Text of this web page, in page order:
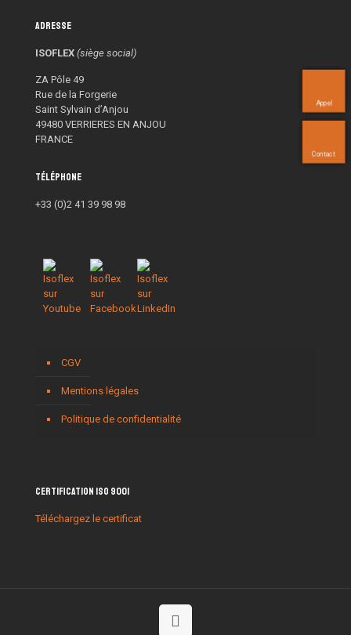
Adresse
ISOFLEX (siège social)
ZA Pôle 49
Rue de la Forgerie
Saint Sylvain d’Anjou
49480 VERRIERES EN ANJOU
FRANCE
Téléphone
+33 (0)2 41 39 98 98
CGV
Mentions légales
Politique de confidentialité
Certification ISO 9001
Téléchargez le certificat
Appel
Contact